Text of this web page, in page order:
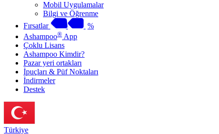
Mobil Uygulamalar
Bilgi ve Öğrenme
Fırsatlar
%
Ashampoo® App
Çoklu Lisans
Ashampoo Kimdir?
Pazar yeri ortakları
İpuçları & Püf Noktaları
İndirmeler
Destek
Türkiye